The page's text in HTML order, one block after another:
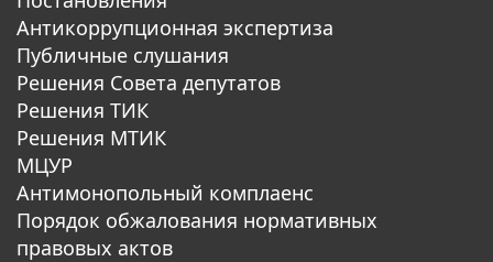
Антикоррупционная экспертиза
Публичные слушания
Решения Совета депутатов
Решения ТИК
Решения МТИК
МЦУР
Антимонопольный комплаенс
Порядок обжалования нормативных
правовых актов